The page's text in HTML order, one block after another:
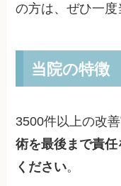
の方は、ぜひ一度
当院の特徴
3500件以上の改
術を最後まで責
ください。